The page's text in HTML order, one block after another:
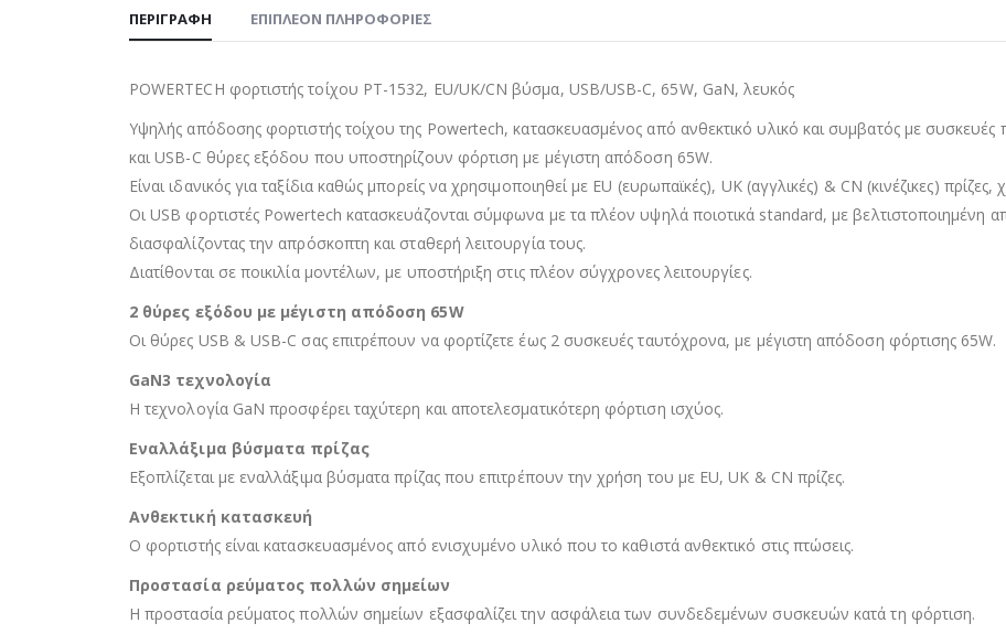
ΠΕΡΙΓΡΑΦΉ ΕΠΙΠΛΈΟΝ ΠΛΗΡΟΦΟΡΊΕΣ
POWERTECH φορτιστής τοίχου PT-1532, EU/UK/CN βύσμα, USB/USB-C, 65W, GaN, λευκός
Υψηλής απόδοσης φορτιστής τοίχου της Powertech, κατασκευασμένος από ανθεκτικό υλικό και συμβατός με
και USB-C θύρες εξόδου που υποστηρίζουν φόρτιση με μέγιστη απόδοση 65W.
Είναι ιδανικός για ταξίδια καθώς μπορείς να χρησιμοποιηθεί με EU (ευρωπαϊκές), UK (αγγλικές) & CN (κινέζικες)
Οι USB φορτιστές Powertech κατασκευάζονται σύμφωνα με τα πλέον υψηλά ποιοτικά standard, με βελτιστοποιημένη
διασφαλίζοντας την απρόσκοπτη και σταθερή λειτουργία τους.
Διατίθονται σε ποικιλία μοντέλων, με υποστήριξη στις πλέον σύγχρονες λειτουργίες.
2 θύρες εξόδου με μέγιστη απόδοση 65W
Οι θύρες USB & USB-C σας επιτρέπουν να φορτίζετε έως 2 συσκευές ταυτόχρονα, με μέγιστη απόδοση φόρτισης 65W.
GaN3 τεχνολογία
Η τεχνολογία GaN προσφέρει ταχύτερη και αποτελεσματικότερη φόρτιση ισχύος.
Εναλλάξιμα βύσματα πρίζας
Εξοπλίζεται με εναλλάξιμα βύσματα πρίζας που επιτρέπουν την χρήση του με EU, UK & CN πρίζες.
Ανθεκτική κατασκευή
Ο φορτιστής είναι κατασκευασμένος από ενισχυμένο υλικό που το καθιστά ανθεκτικό στις πτώσεις.
Προστασία ρεύματος πολλών σημείων
Η προστασία ρεύματος πολλών σημείων εξασφαλίζει την ασφάλεια των συνδεδεμένων συσκευών κατά τη φόρτιση.